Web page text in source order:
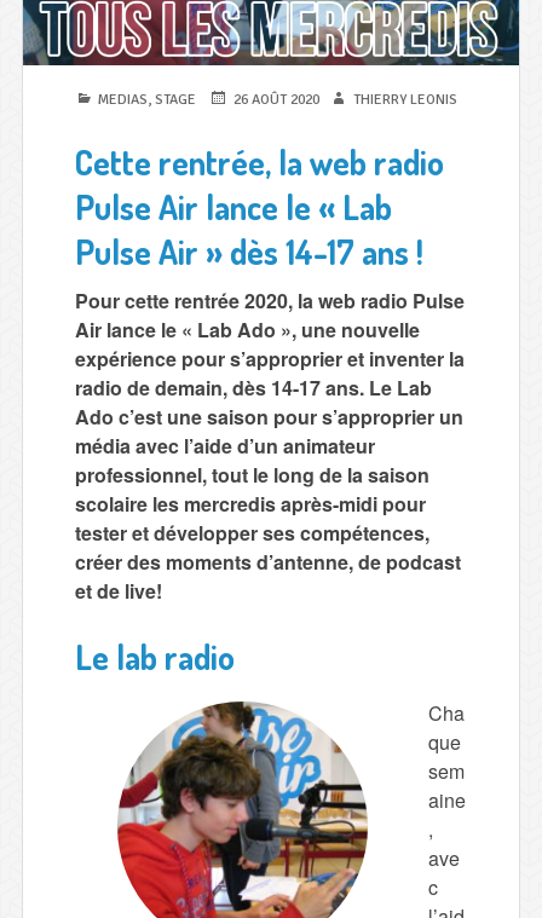
l
l
e
a
i
o
m
o
b
i
l
e
PUBLIÉ
MEDIAS, STAGE
PUBLIÉ26 AOÛT 2020 AUTEUR
THIERRY LEONIS
Cette rentrée, la web radio
Pulse Air lance le « Lab
Pulse Air » dès 14-17 ans !
Pour cette rentrée 2020, la web radio Pulse
Air lance le « Lab Ado », une nouvelle
expérience pour s’approprier et inventer la
radio de demain, dès 14-17 ans. Le Lab
Ado c’est une saison pour s’approprier un
média avec l’aide d’un animateur
professionnel, tout le long de la saison
scolaire les mercredis après-midi pour
tester et développer ses compétences,
créer des moments d’antenne, de podcast
et de live!
Le lab radio
Cha
que
sem
aine
,
ave
c